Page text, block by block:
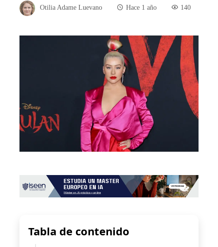
Otilia Adame Luevano Hace 1 año 140
Tabla de contenido